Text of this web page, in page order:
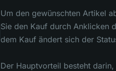
Um den gewünschten Artikel
Sie den Kauf durch Anklicken
dem Kauf ändert sich der
Der Hauptvorteil besteht